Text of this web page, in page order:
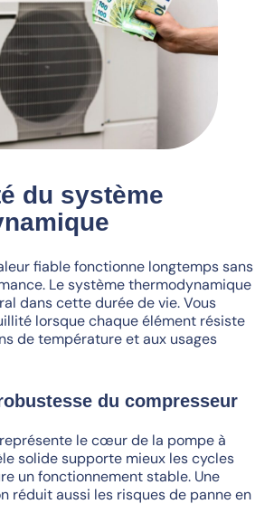
du système
fiable fonctionne longtemps sans
Le système thermodynamique
dans cette durée de vie. Vous
lorsque chaque élément résiste
de température et aux usages
du compresseur
le cœur de la pompe à
solide supporte mieux les cycles
un fonctionnement stable. Une
réduit aussi les risques de panne en